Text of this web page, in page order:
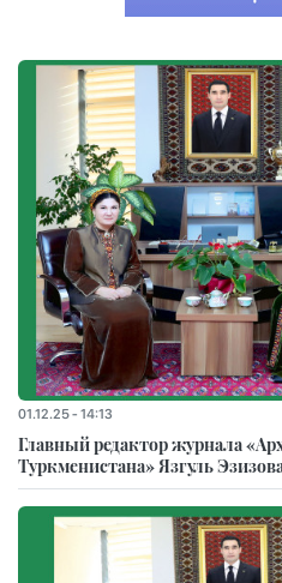
01.12.25 - 14:13
Главный редактор журнала
Туркменистана» Язгуль